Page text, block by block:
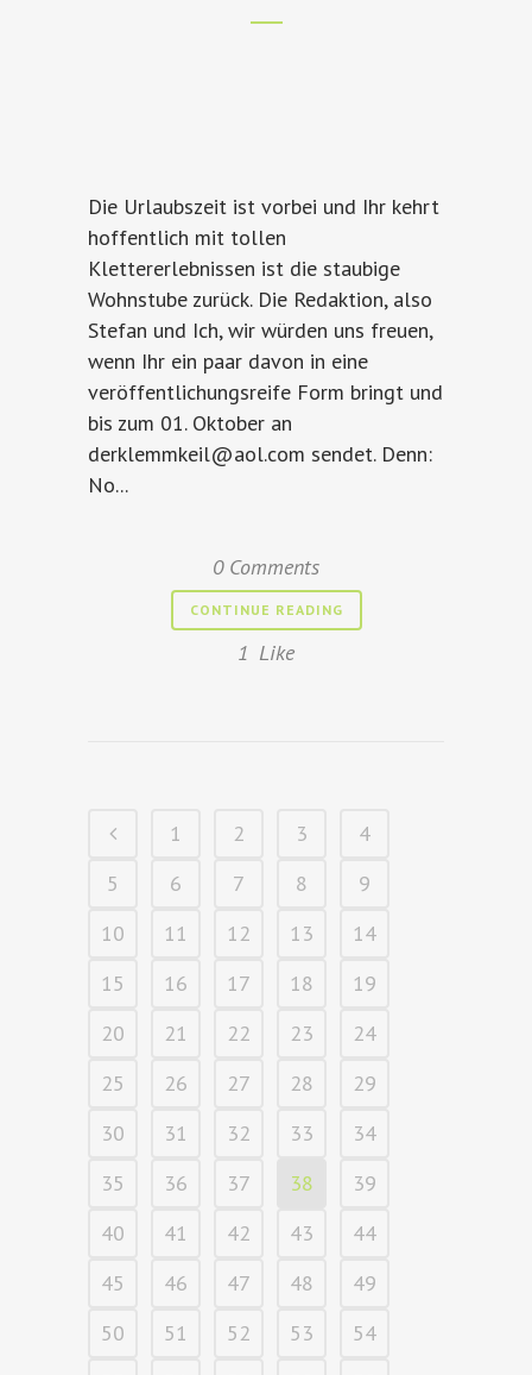
Die Urlaubszeit ist vorbei und Ihr kehrt
hoffentlich mit tollen
Klettererlebnissen ist die staubige
Wohnstube zurück. Die Redaktion, also
Stefan und Ich, wir würden uns freuen,
wenn Ihr ein paar davon in eine
veröffentlichungsreife Form bringt und
bis zum 01. Oktober an
derklemmkeil@aol.com sendet. Denn:
No...
0 Comments
CONTINUE READING
1 Like
1 2 3
4
5
6 7 8
9
10
11 12 13
14
15
16 17 18
19
20
21 22 23
24
25
26 27 28
29
30
31 32 33
34
35
36 37 38
39
40
41 42 43
44
45
46 47 48
49
50
51 52 53
54